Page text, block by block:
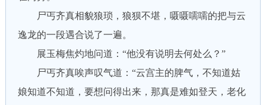
尸丐齐真相貌狼琐，狼狈不堪，嗫嗫嚅嚅的把与云
逸龙的一段遇合说了一遍。
展玉梅焦灼地问道：“他没有说明去何处么？”
尸丐齐真唉声叹气道：“云宫主的脾气，不知道姑
娘知道不知道，要想问得出来，那真是难如登天，老化